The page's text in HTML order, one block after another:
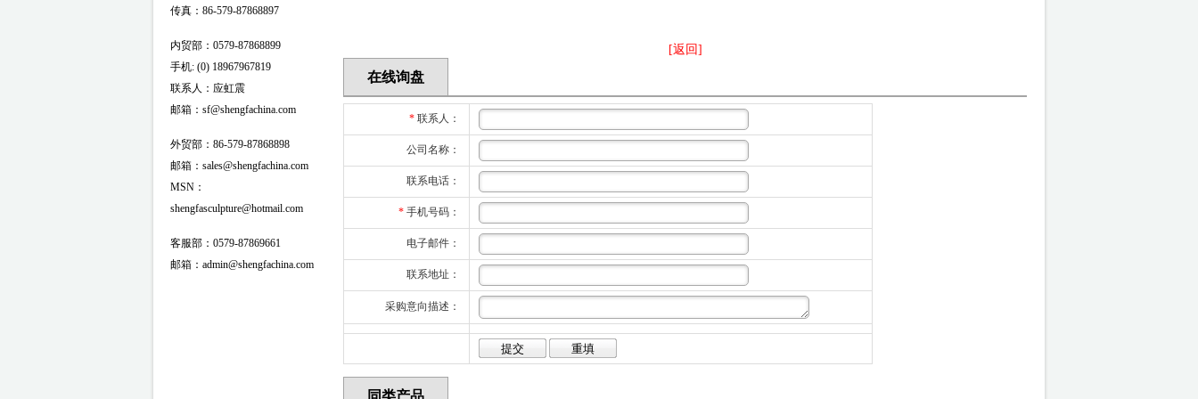
传真：86-579-87868897
内贸部：0579-87868899
手机: (0) 18967967819
联系人：应虹震
邮箱：sf@shengfachina.com
外贸部：86-579-87868898
邮箱：sales@shengfachina.com
MSN：
shengfasculpture@hotmail.com
客服部：0579-87869661
邮箱：admin@shengfachina.com
[返回]
在线询盘
* 联系人：
公司名称：
联系电话：
* 手机号码：
电子邮件：
联系地址：
采购意向描述：
同类产品